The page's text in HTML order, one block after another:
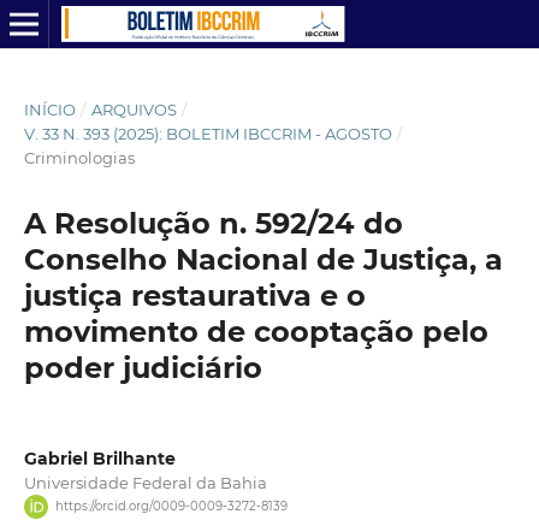
INÍCIO / ARQUIVOS /
V. 33 N. 393 (2025): BOLETIM IBCCRIM - AGOSTO /
Criminologias
A Resolução n. 592/24 do
Conselho Nacional de Justiça, a
justiça restaurativa e o
movimento de cooptação pelo
poder judiciário
Gabriel Brilhante
Universidade Federal da Bahia
https://orcid.org/0009-0009-3272-8139